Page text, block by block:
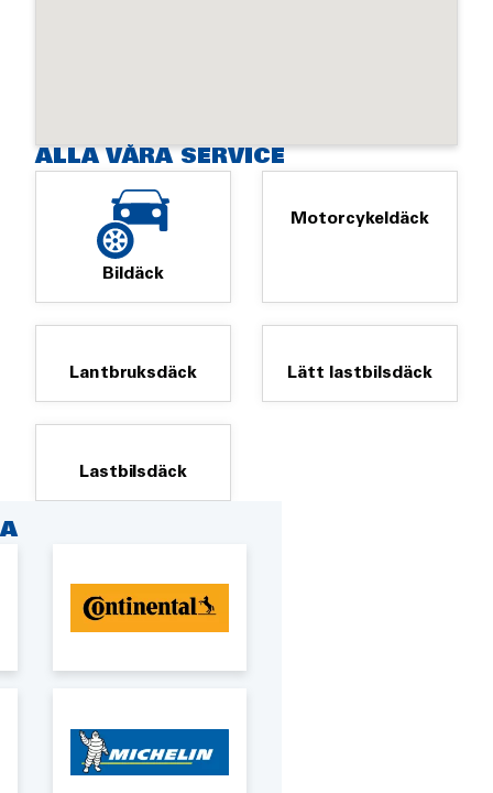
ALLA VÅRA SERVICE
Bildäck
Motorcykeldäck
Lantbruksdäck Lätt lastbilsdäck
Lastbilsdäck